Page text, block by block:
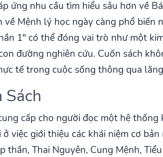
ứng nhu cầu tìm hiểu sâu hơn về
Mệnh lý học ngày càng phổ
1" có thể đóng vai trò như một
đường nghiên cứu. Cuốn sách
tế trong cuộc sống thông qua
Sách
cấp cho người đọc một hệ
việc giới thiệu các khái niệm cơ
Thai Nguyên, Cung Mệnh,